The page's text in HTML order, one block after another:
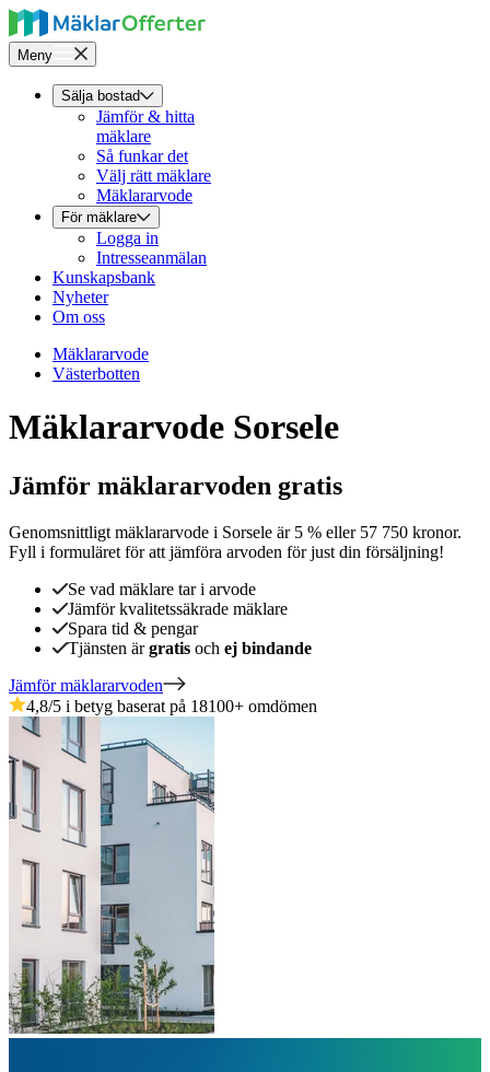
Meny
Sälja bostad
Jämför & hitta
mäklare
Så funkar det
Välj rätt mäklare
Mäklararvode
För mäklare
Logga in
Intresseanmälan
Kunskapsbank
Nyheter
Om oss
Mäklararvode
Västerbotten
Mäklararvode Sorsele
Jämför mäklararvoden gratis
Genomsnittligt mäklararvode i Sorsele är 5 % eller 57 750 kronor.
Fyll i formuläret för att jämföra arvoden för just din försäljning!
Se vad mäklare tar i arvode
Jämför kvalitetssäkrade mäklare
Spara tid & pengar
Tjänsten ärgratis och ej bindande
Jämför mäklararvoden
4,8/5 i betyg baserat på 18100+ omdömen